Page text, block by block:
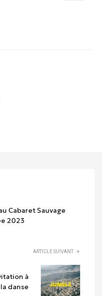
Cabaret Sauvage
2023
ARTICLE SUIVANT
à
la danse